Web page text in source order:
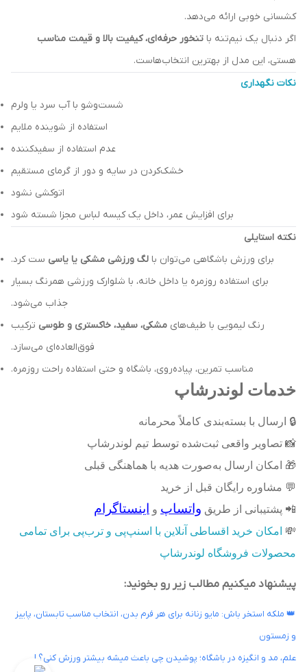
کشسانی خوبی ارائه می‌دهد.
اگر دنبال یک نیم‌تنه با تنخور حرفه‌ای، کیفیت بالا و قیمت مناسب
هستی، این مدل از بهترین انتخاب‌هاست.
نکات نگهداری
شست‌وشو با آب سرد یا ولرم
استفاده از شوینده ملایم
عدم استفاده از سفیدکننده
خشک‌کردن در سایه و دور از گرمای مستقیم
اتوکشی نشود
برای افزایش عمر، داخل یک کیسه لباس مجزا شسته شود
نکته استایلی
برای ورزش باشگاهی می‌توان با لگ ورزشی مشکی یا یاسی ست کرد.
برای استفاده روزمره یا داخل خانه، با شلوارک ورزشی همرنگ بسیار
جذاب می‌شود.
رنگ لیمویی با طیف‌های مشکی، سفید، خاکستری و طوسی ترکیب
فوق‌العاده‌ای می‌سازد.
مناسب تمرین، پیاده‌روی، باشگاه و حتی استفاده راحت روزمره.
خدمات لوندرشاپ
🔒 ارسال با بسته‌بندی کاملاً محرمانه
📸 تصاویر واقعی ثبت‌شده توسط تیم لوندرشاپ
🎁 امکان ارسال به‌صورت هدیه با هماهنگی قبلی
💬 مشاوره رایگان قبل از خرید
📲 پشتیبانی از طریق واتساپ و اینستاگرام
💸 امکان خرید اقساطی آنلاین با اسنپ‌پی و ترب‌پی برای تمامی
محصولات فروشگاه لوندرشاپ
پیشنهاد میکنیم مطالب زیر رو بخونید:
👑 ملکه استخر باش: مایو زنانه برای هر فرم بدن، انتخاب مناسب تابستان، پاییز
و زمستون
علم، مد و انگیزه در باشگاه؛ پوشیدن چی باعث میشه بیشتر ورزش کنی؟ |